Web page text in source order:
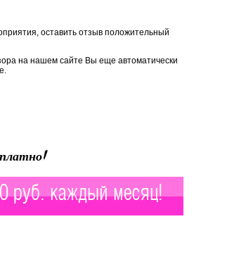
оставить отзыв положительный
на нашем сайте Вы еще автоматически
руб. каждый месяц!